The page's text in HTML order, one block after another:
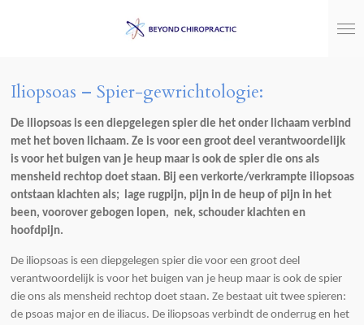
hoofdinhoud
Iliopsoas – Spier-gewrichtologie:
De iliopsoas is een diepgelegen spier die het onder lichaam verbind
met het boven lichaam. Ze is voor een groot deel verantwoordelijk
is voor het buigen van je heup maar is ook de spier die ons als
mensheid rechtop doet staan. Bij een verkorte/verkrampte iliopsoas
ontstaan klachten als; lage rugpijn, pijn in de heup of pijn in het
been, voorover gebogen lopen, nek, schouder klachten en
hoofdpijn.
De iliopsoas is een diepgelegen spier die voor een groot deel
verantwoordelijk is voor het buigen van je heup maar is ook de spier
die ons als mensheid rechtop doet staan. Ze bestaat uit twee spieren:
de psoas major en de iliacus. De iliopsoas verbindt de onderrug en het